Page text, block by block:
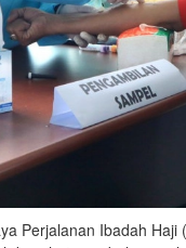
Perjalanan Ibadah